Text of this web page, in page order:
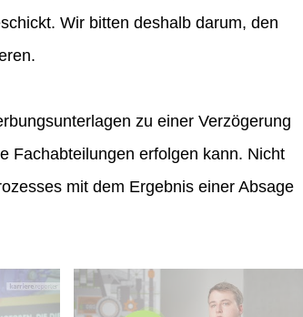
Wir bitten deshalb darum, den
zu einer Verzögerung
Fachabteilungen erfolgen kann. Nicht
mit dem Ergebnis einer Absage